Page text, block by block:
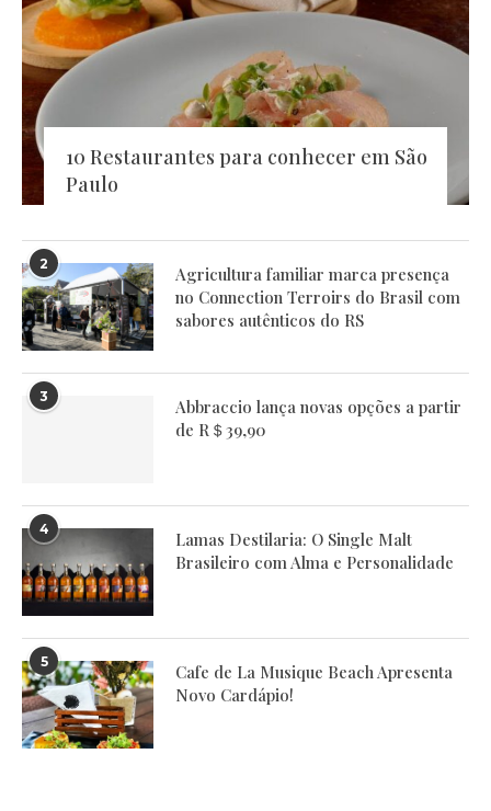
10 Restaurantes para conhecer em São
Paulo
2
Agricultura familiar marca presença
no Connection Terroirs do Brasil com
sabores autênticos do RS
3
Abbraccio lança novas opções a partir
de R＄39,90
4
Lamas Destilaria: O Single Malt
Brasileiro com Alma e Personalidade
5
Cafe de La Musique Beach Apresenta
Novo Cardápio!